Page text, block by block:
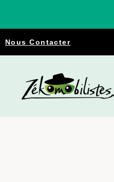
Nous Contacter